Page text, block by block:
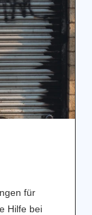
für
Hilfe bei